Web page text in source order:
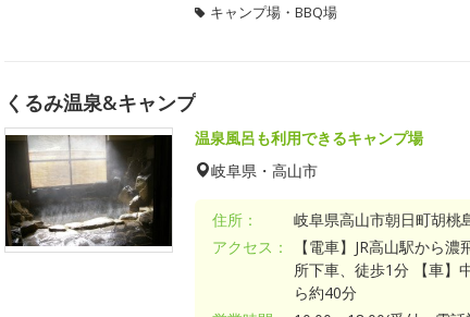
キャンプ場・BBQ場
くるみ温泉&キャンプ
温泉風呂も利用できるキャンプ場
岐阜県・高山市
住所：
岐阜県高山市朝日町胡桃
アクセス：
【電車】JR高山駅から
所下車、徒歩1分 【車】
ら約40分